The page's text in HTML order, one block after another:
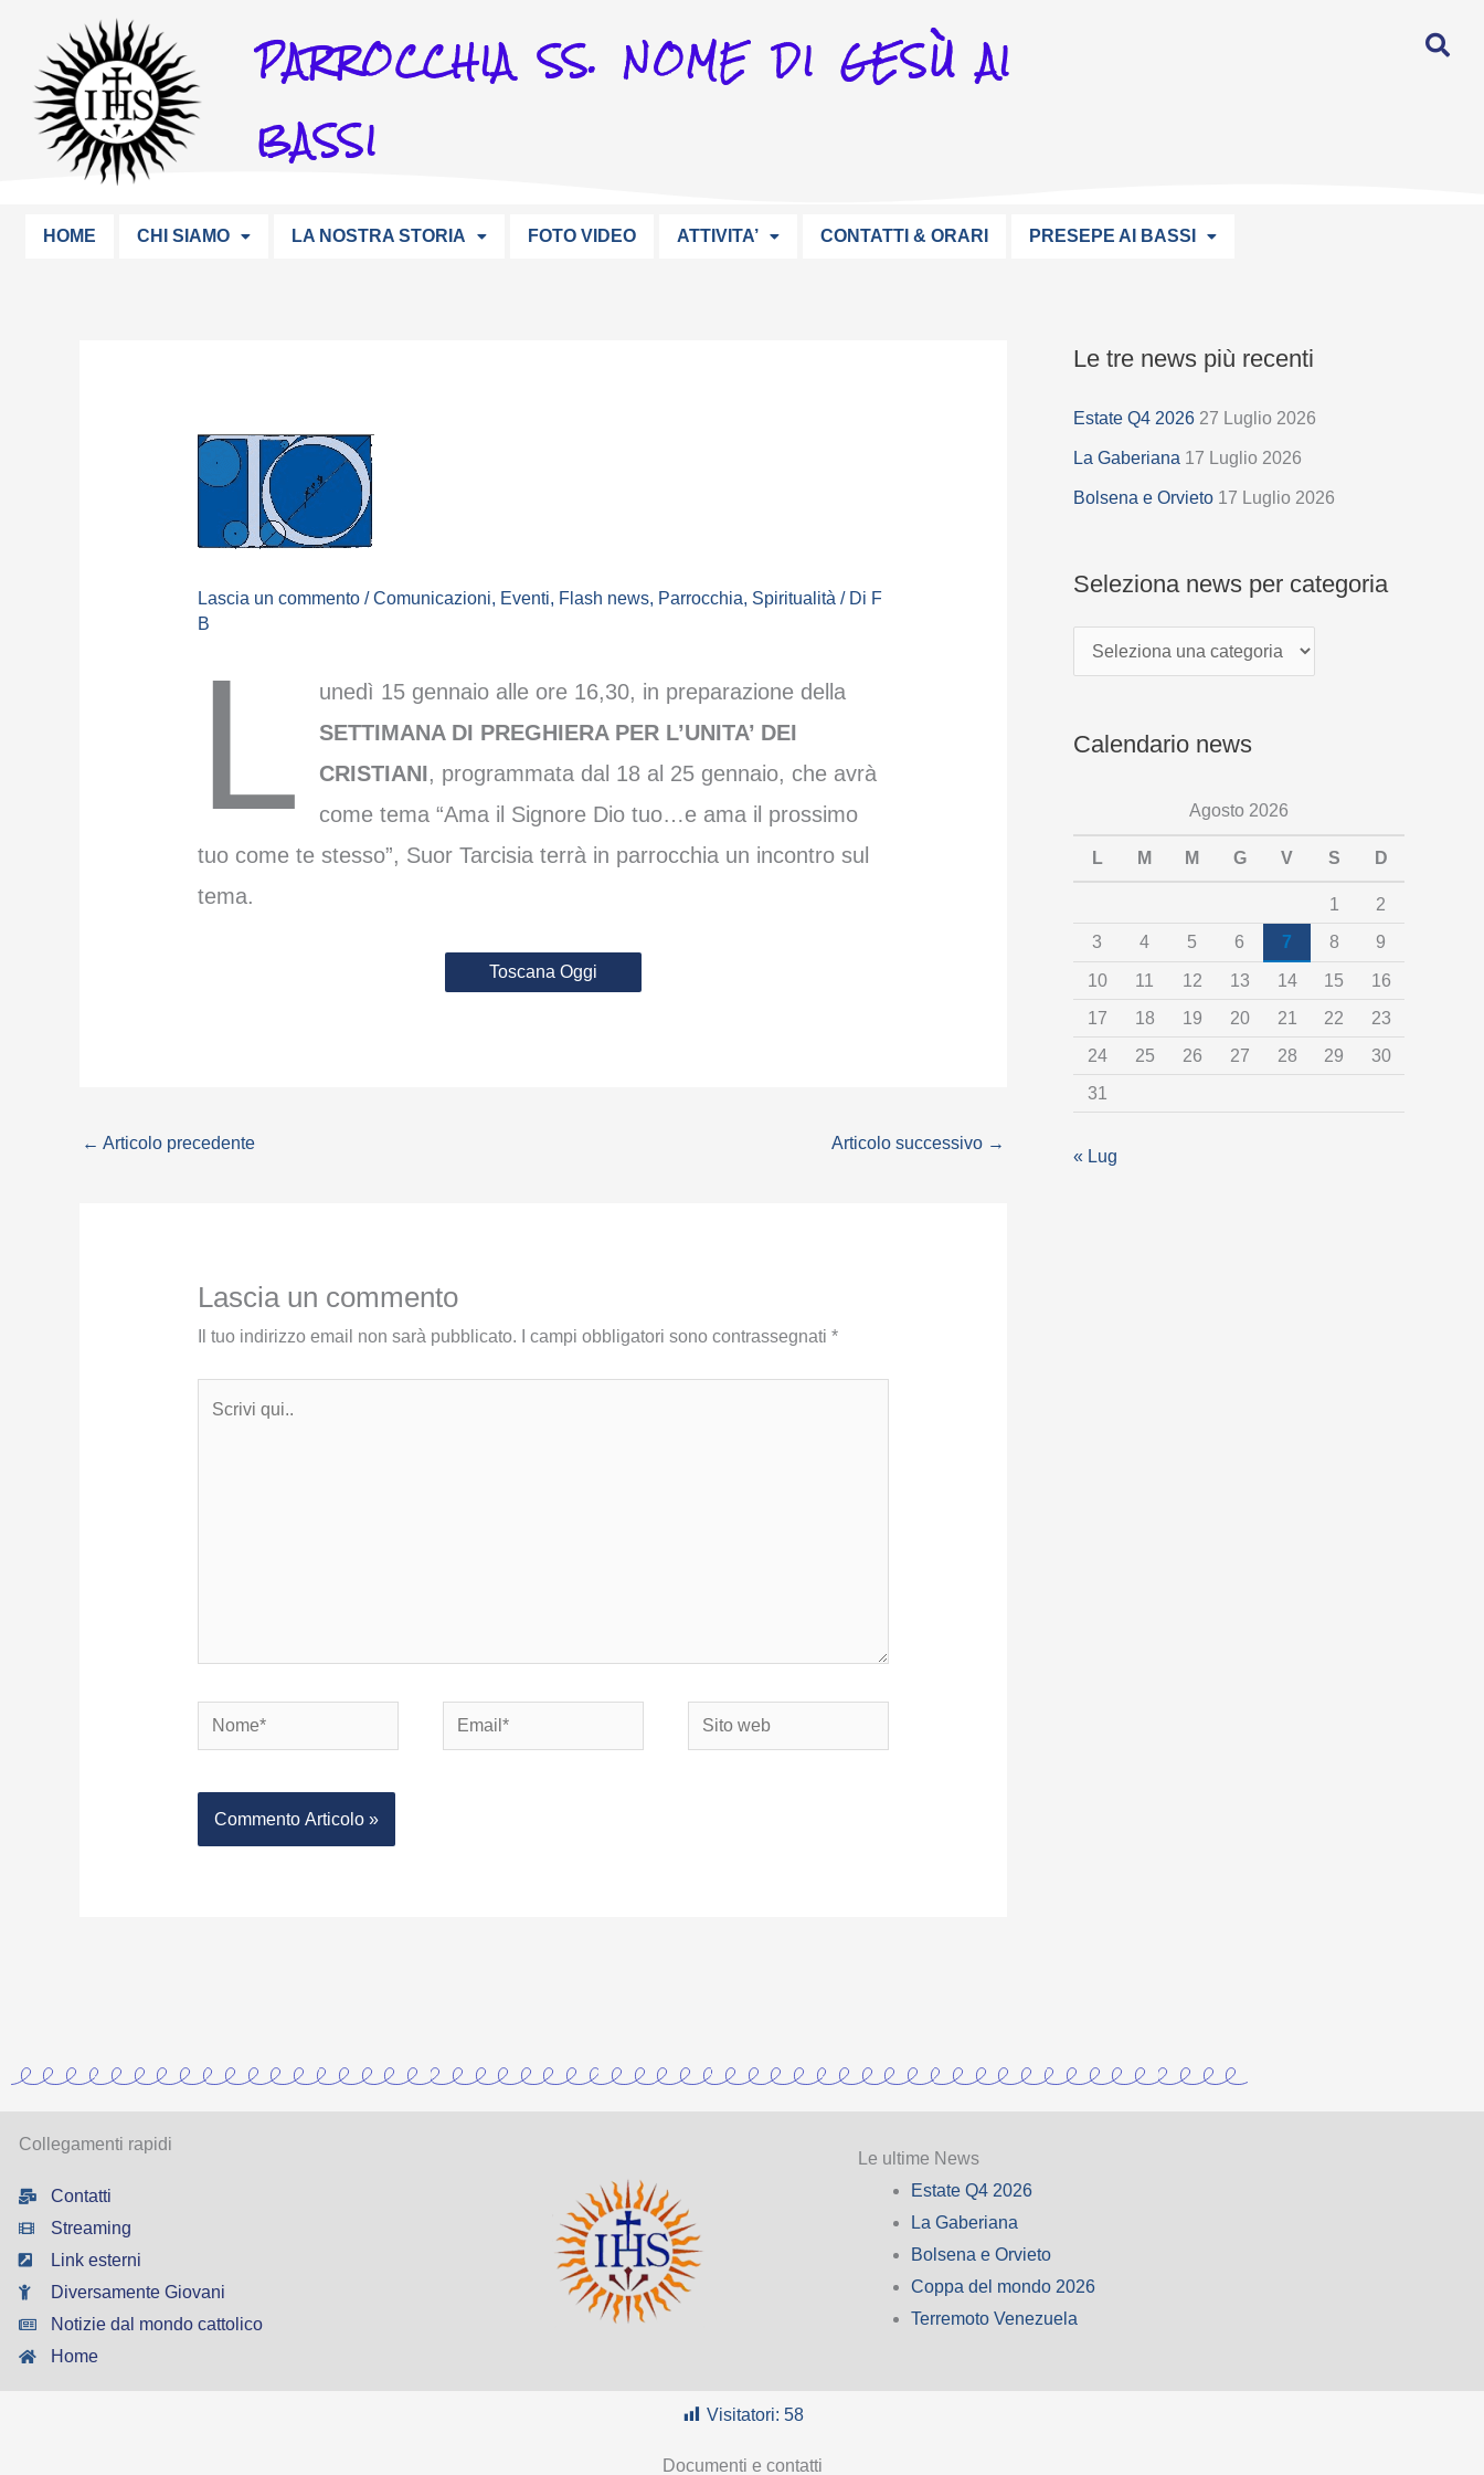
contenuto
PARROCCHIA SS. NOME DI GESÙ AI
BASSI
HOME CHI SIAMO LA NOSTRA STORIA FOTO VIDEO ATTIVITA’ CONTATTI & ORARI PRESEPE AI BASSI
Lascia un commento /Comunicazioni, Eventi, Flash news, Parrocchia, Spiritualità/ Di F
B
L
unedì 15 gennaio alle ore 16,30, in preparazione della
SETTIMANA DI PREGHIERA PER L’UNITA’ DEI
CRISTIANI, programmata dal 18 al 25 gennaio, che avrà
come tema “Ama il Signore Dio tuo…e ama il prossimo
tuo come te stesso”, Suor Tarcisia terrà in parrocchia un incontro sul
tema.
Toscana Oggi
← Articolo precedente Articolo successivo →
Lascia un commento
Il tuo indirizzo email non sarà pubblicato. I campi obbligatori sono contrassegnati *
Nome* Email*
Sito
web
Le tre news più recenti
Estate Q4 2026 27 Luglio 2026
La Gaberiana 17 Luglio 2026
Bolsena e Orvieto 17 Luglio 2026
Seleziona news per categoria
S
l
e
z
n
w
r
c
a
Calendario news
Agosto 2026
L M M G V S D
1
2
3
4 5 6 7 8 9
10 11 12 13 14 15
16
17
18 19 20 21 22
23
24
25 26 27 28 29
30
31
« Lug
Collegamenti rapidi
Contatti
Streaming
Link esterni
Diversamente Giovani
Notizie dal mondo cattolico
Home
Le ultime News
Estate Q4 2026
La Gaberiana
Bolsena e Orvieto
Coppa del mondo 2026
Terremoto Venezuela
Visitatori: 58
Documenti e contatti